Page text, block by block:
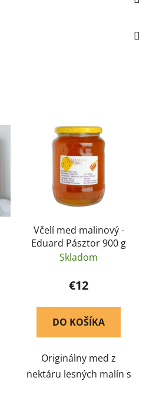
Včelí med malinový -
Eduard Pásztor 900 g
Skladom
€12
DO KOŠÍKA
Originálny med z
nektáru lesných malín s